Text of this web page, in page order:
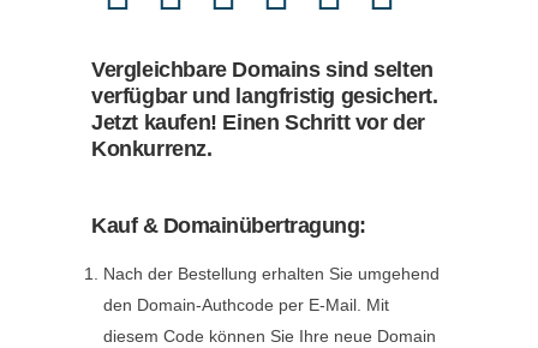
Vergleichbare Domains sind selten
verfügbar und langfristig gesichert.
Jetzt kaufen! Einen Schritt vor der
Konkurrenz.
Kauf & Domainübertragung:
Nach der Bestellung erhalten Sie umgehend
den Domain-Authcode per E-Mail. Mit
diesem Code können Sie Ihre neue Domain